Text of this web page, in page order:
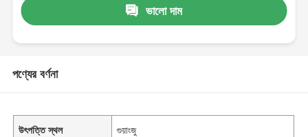
ভালো দাম
পণ্যের বর্ণনা
উৎপত্তি স্থল গুয়াংজু